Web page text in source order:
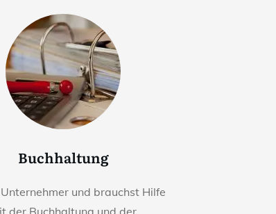
Buchhaltung
und brauchst Hilfe
der Buchhaltung und der